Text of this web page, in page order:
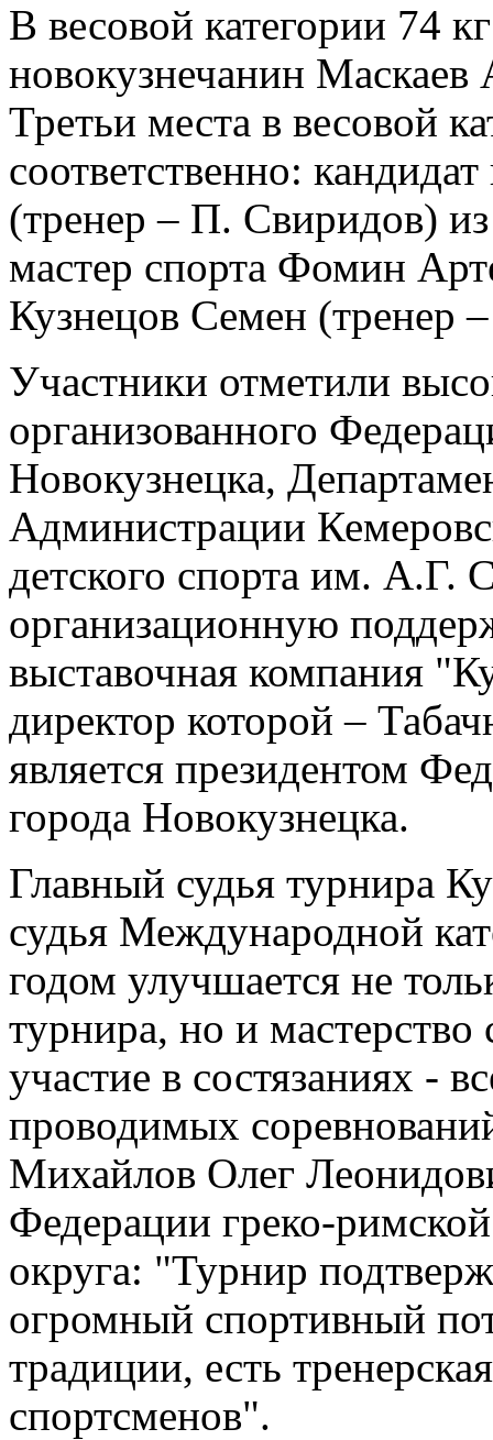
В весовой категории 74
новокузнечанин
Третьи места в весовой
соответственно:
(тренер – П. Свиридов)
мастер спорта Фомин
Кузнецов Семен (тренер
Участники отметили
организованного
Новокузнецка,
Администрации
детского спорта им. А.Г.
организационную
выставочная компания
директор которой –
является президентом
города Новокузнецка.
Главный судья турнира
судья Международной
годом улучшается не
турнира, но и
участие в состязаниях -
проводимых
Михайлов Олег
Федерации греко-
округа: "Турнир
огромный спортивный
традиции, есть
спортсменов".